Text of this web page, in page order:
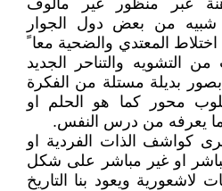
عبر منظور غير مألوف
شبيه من بعض دول الجوار
المعتدي والضحية معا
التشويه والتناحر الجديد
بصور بديلة مستلة من الفكرة
محور كما هو الحلم او
ما يعرفه من درس النفس.
كواشف الذات الفردية او
او غير مباشر على شكل
ويعود بنا التاريخ